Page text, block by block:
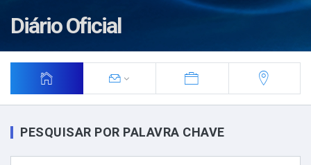
Diário Oficial
PESQUISAR POR PALAVRA CHAVE